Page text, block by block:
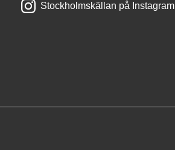
Stockholmskällan på Instagram